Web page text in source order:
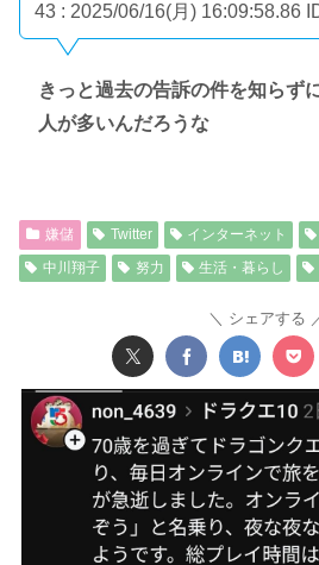
43 : 2025/06/16(月) 16:09:58.86
きっと過去の告訴の件を知らず
人が多いんだろうな
嫌儲 Twitter インターネット
中川翔子
努力 生活・暮らし
シェアする